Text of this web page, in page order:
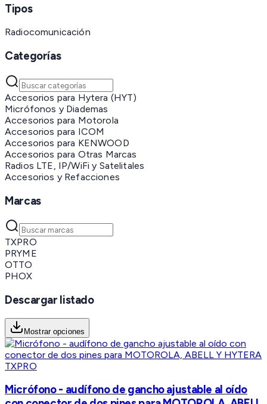
Tipos
Radiocomunicación
Categorías
Accesorios para Hytera (HYT)
Micrófonos y Diademas
Accesorios para Motorola
Accesorios para ICOM
Accesorios para KENWOOD
Accesorios para Otras Marcas
Radios LTE, IP/WiFi y Satelitales
Accesorios y Refacciones
Marcas
TXPRO
PRYME
OTTO
PHOX
Descargar listado
Mostrar opciones
TXPRO
Micrófono - audífono de gancho ajustable al oído